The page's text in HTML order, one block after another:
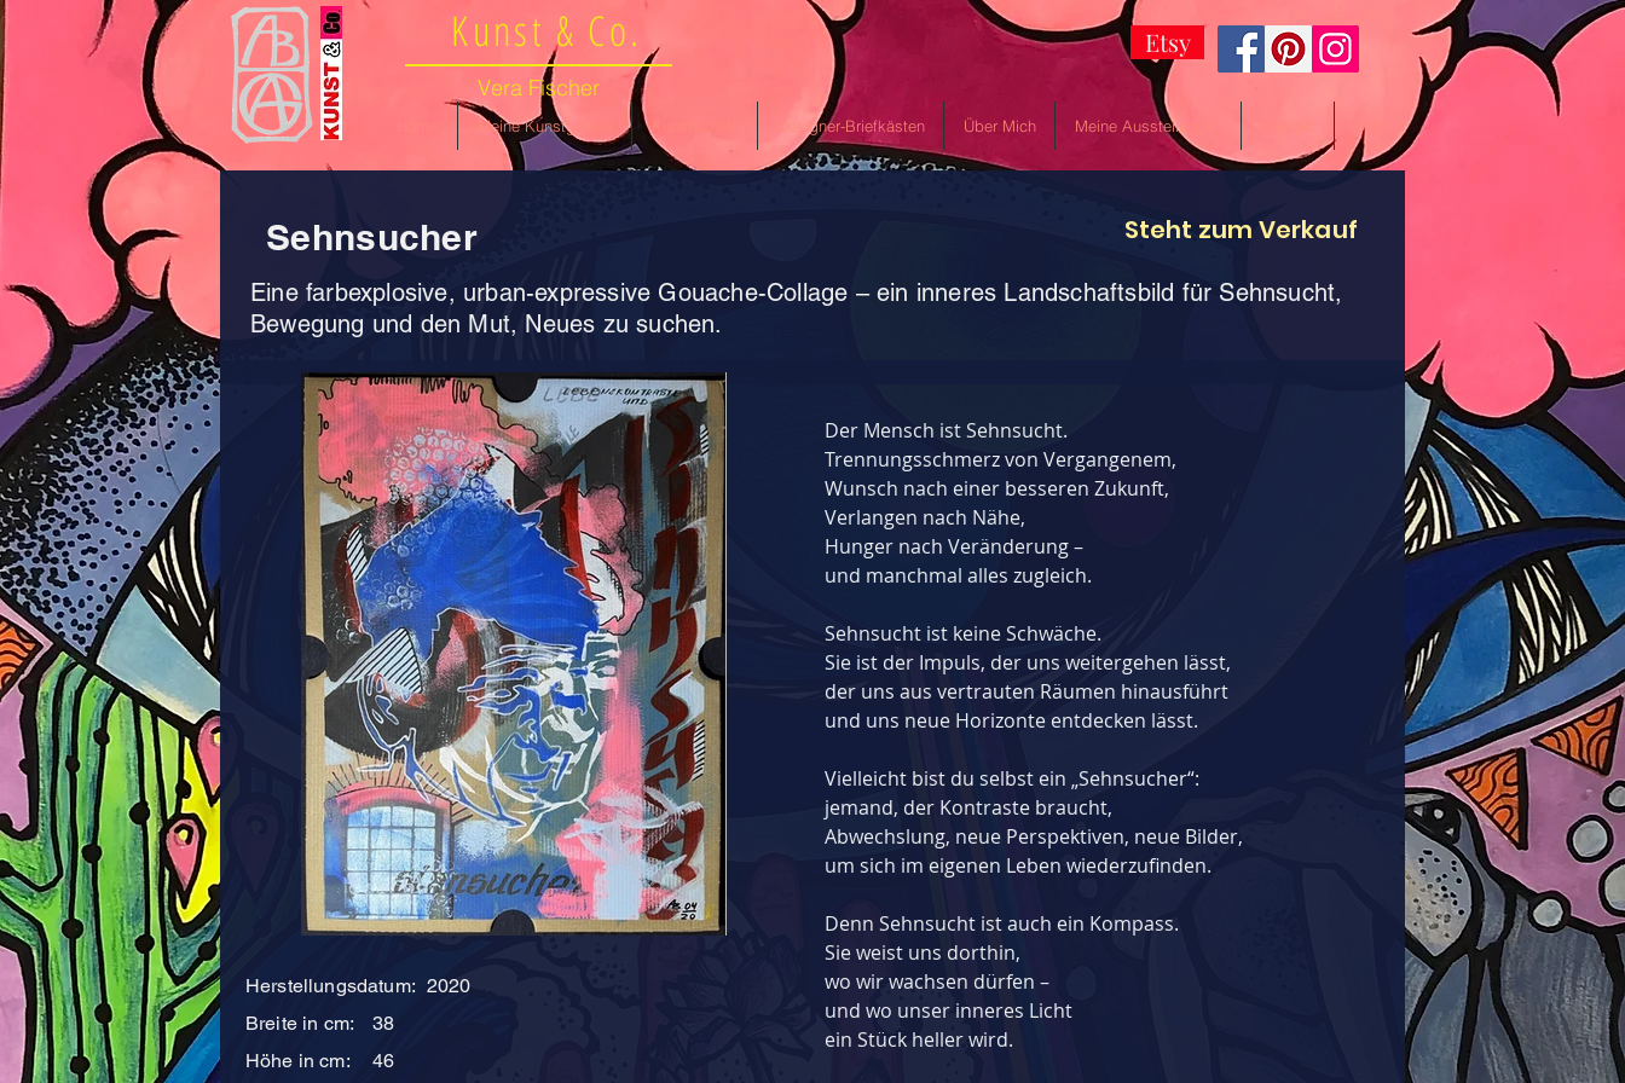
Kunst & Co. Etsy
Vera Fischer
Meine Kunstgalerie Kunstschule Designer-Briefkästen Über Mich Meine Ausstellungen Blog
Sehnsucher Steht zum Verkauf
Eine farbexplosive, urban-expressive Gouache-Collage – ein inneres Landschaftsbild für Sehnsucht,
Bewegung und den Mut, Neues zu suchen.
Herstellungsdatum: 2020
Breite in cm:
38
Höhe in cm:
46
Der Mensch ist Sehnsucht.
Trennungsschmerz von Vergangenem,
Wunsch nach einer besseren Zukunft,
Verlangen nach Nähe,
Hunger nach Veränderung –
und manchmal alles zugleich.
Sehnsucht ist keine Schwäche.
Sie ist der Impuls, der uns weitergehen lässt,
der uns aus vertrauten Räumen hinausführt
und uns neue Horizonte entdecken lässt.
Vielleicht bist du selbst ein „Sehnsucher“:
jemand, der Kontraste braucht,
Abwechslung, neue Perspektiven, neue Bilder,
um sich im eigenen Leben wiederzufinden.
Denn Sehnsucht ist auch ein Kompass.
Sie weist uns dorthin,
wo wir wachsen dürfen –
und wo unser inneres Licht
ein Stück heller wird.